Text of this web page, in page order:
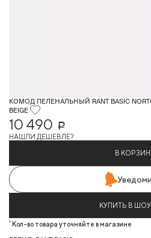
КОМОД ПЕЛЕНАЛЬНЫЙ RANT BASIC
BEIGE
10 490
Р
НАШЛИ ДЕШЕВЛЕ?
В
КУПИТЬ В
* Кол-во товара уточняйте в магазине